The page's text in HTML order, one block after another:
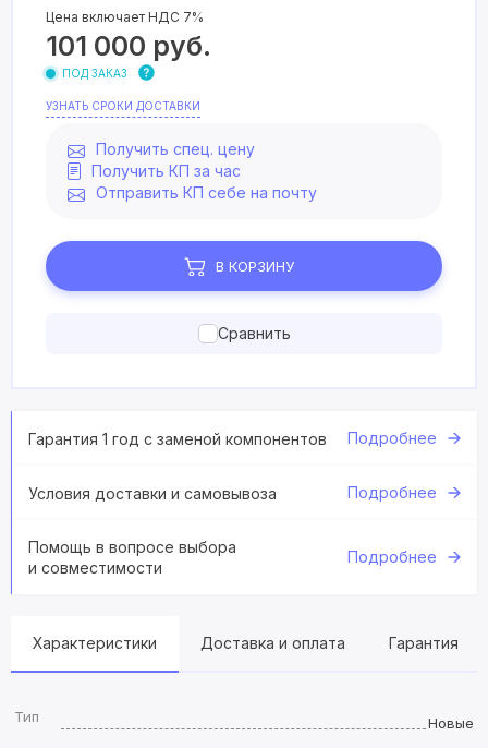
Цена включает НДС 7%
101 000 руб.
ПОД ЗАКАЗ
УЗНАТЬ СРОКИ ДОСТАВКИ
Получить спец. цену
Получить КП за час
Отправить КП себе на почту
В КОРЗИНУ
Сравнить
Гарантия 1 год с заменой компонентов Подробнее
Условия доставки и самовывоза Подробнее
Помощь в вопросе выбора
и совместимости
Подробнее
Характеристики Доставка и оплата Гарантия
Тип
Новые